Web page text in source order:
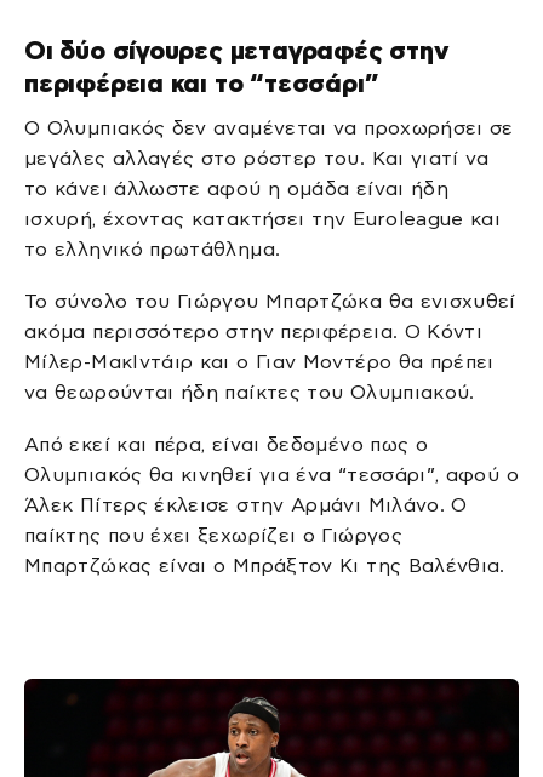
Οι δύο σίγουρες μεταγραφές στην
περιφέρεια και το “τεσσάρι”
Ο Ολυμπιακός δεν αναμένεται να προχωρήσει σε
μεγάλες αλλαγές στο ρόστερ του. Και γιατί να
το κάνει άλλωστε αφού η ομάδα είναι ήδη
ισχυρή, έχοντας κατακτήσει την Euroleague και
το ελληνικό πρωτάθλημα.
Το σύνολο του Γιώργου Μπαρτζώκα θα ενισχυθεί
ακόμα περισσότερο στην περιφέρεια. Ο Κόντι
Μίλερ-ΜακΙντάιρ και ο Γιαν Μοντέρο θα πρέπει
να θεωρούνται ήδη παίκτες του Ολυμπιακού.
Από εκεί και πέρα, είναι δεδομένο πως ο
Ολυμπιακός θα κινηθεί για ένα “τεσσάρι”, αφού ο
Άλεκ Πίτερς έκλεισε στην Αρμάνι Μιλάνο. Ο
παίκτης που έχει ξεχωρίζει ο Γιώργος
Μπαρτζώκας είναι ο Μπράξτον Κι της Βαλένθια.